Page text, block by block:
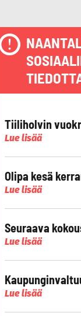
Tiiliholvin
Lue lisää
Olipa kesä
Lue lisää
Seuraava
Lue lisää
Lue lisää